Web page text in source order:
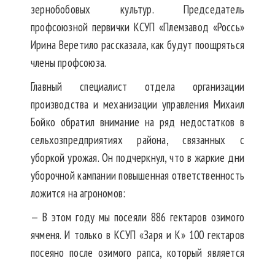
зернобобовых культур. Председатель
профсоюзной первички КСУП «Племзавод «Россь»
Ирина Веретило рассказала, как будут поощряться
члены профсоюза.
Главный специалист отдела организации
производства и механизации управления Михаил
Бойко обратил внимание на ряд недостатков в
сельхозпредприятиях района, связанных с
уборкой урожая. Он подчеркнул, что в жаркие дни
уборочной кампании повышенная ответственность
ложится на агрономов:
— В этом году мы посеяли 886 гектаров озимого
ячменя. И только в КСУП «Заря и К» 100 гектаров
посеяно после озимого рапса, который является